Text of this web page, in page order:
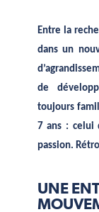
Entre la
dans un
de
toujours
7 ans : celui
passion.
UNE